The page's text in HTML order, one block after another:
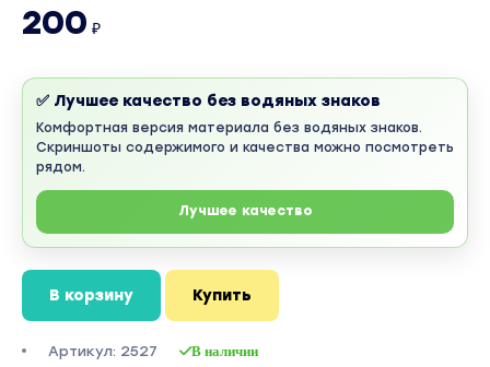
200 ₽
✅ Лучшее качество без водяных знаков
Комфортная версия материала без водяных знаков.
Скриншоты содержимого и качества можно посмотреть
рядом.
Лучшее качество
В корзину Купить
Артикул: 2527 В наличии